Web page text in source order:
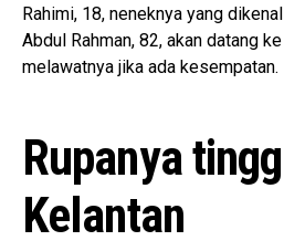
Rahimi, 18, neneknya yang
Abdul Rahman, 82, akan datang
melawatnya jika ada kesempatan.
Rupanya
Kelantan